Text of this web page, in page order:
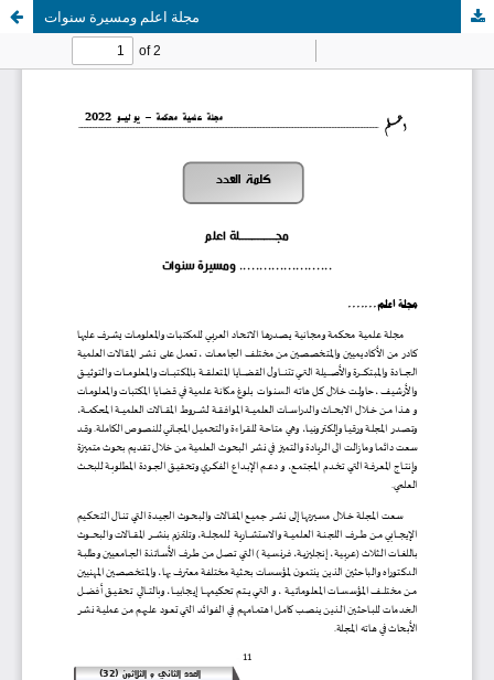
مجلة اعلم ومسيرة سنوات